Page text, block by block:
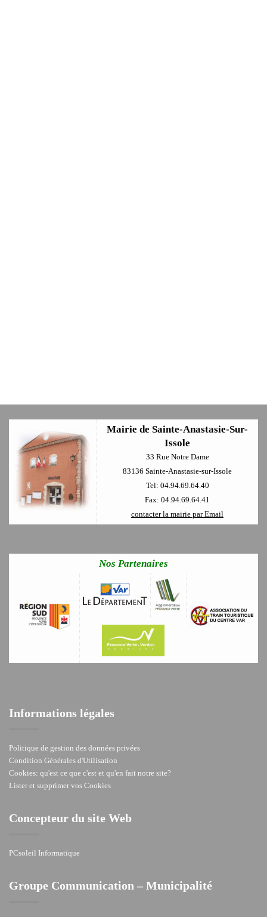
Mairie de Sainte-Anastasie-Sur-
Issole
33 Rue Notre Dame
83136 Sainte-Anastasie-sur-Issole
Tel: 04.94.69.64.40
Fax: 04.94.69.64.41
contacter la mairie par Email
Nos Partenaires
Informations légales
Politique de gestion des données privées
Condition Générales d'Utilisation
Cookies: qu'est ce que c'est et qu'en fait notre site?
Lister et supprimer vos Cookies
Concepteur du site Web
PCsoleil Informatique
Groupe Communication – Municipalité